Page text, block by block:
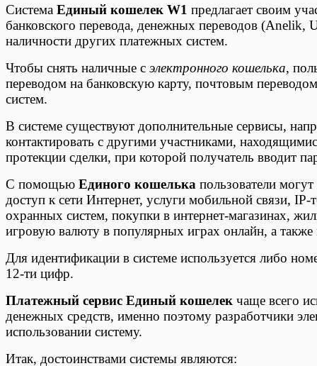
Система Единый кошелек W1 предлагает своим
банковского перевода, денежных переводов
наличности других платежных систем.
Чтобы снять наличные с электронного кошелька,
переводом на банковскую карту, почтовым
систем.
В системе существуют дополнительные сервисы,
контактировать с другими участниками,
протекции сделки, при которой получатель вводит
С помощью Единого кошелька пользователи
доступ к сети Интернет, услуги мобильной связи,
охранных систем, покупки в интернет-магазинах,
игровую валюту в популярных играх онлайн, а также
Для идентификации в системе используется либо
12-ти цифр.
Платежный сервис Единый кошелек чаще всего
денежных средств, именно поэтому разработчики
использовании систему.
Итак, достоинствами системы являются: